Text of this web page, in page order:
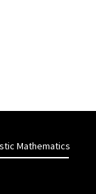
Mathematics